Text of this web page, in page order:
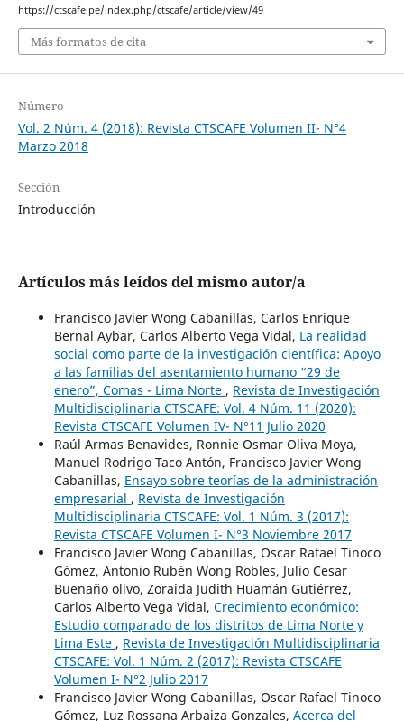
https://ctscafe.pe/index.php/ctscafe/article/view/49
Más formatos de cita
Número
Vol. 2 Núm. 4 (2018): Revista CTSCAFE Volumen II- N°4
Marzo 2018
Sección
Introducción
Artículos más leídos del mismo autor/a
Francisco Javier Wong Cabanillas, Carlos Enrique
Bernal Aybar, Carlos Alberto Vega Vidal, La realidad
social como parte de la investigación científica: Apoyo
a las familias del asentamiento humano “29 de
enero”, Comas - Lima Norte , Revista de Investigación
Multidisciplinaria CTSCAFE: Vol. 4 Núm. 11 (2020):
Revista CTSCAFE Volumen IV- N°11 Julio 2020
Raúl Armas Benavides, Ronnie Osmar Oliva Moya,
Manuel Rodrigo Taco Antón, Francisco Javier Wong
Cabanillas, Ensayo sobre teorías de la administración
empresarial , Revista de Investigación
Multidisciplinaria CTSCAFE: Vol. 1 Núm. 3 (2017):
Revista CTSCAFE Volumen I- N°3 Noviembre 2017
Francisco Javier Wong Cabanillas, Oscar Rafael Tinoco
Gómez, Antonio Rubén Wong Robles, Julio Cesar
Buenaño olivo, Zoraida Judith Huamán Gutiérrez,
Carlos Alberto Vega Vidal, Crecimiento económico:
Estudio comparado de los distritos de Lima Norte y
Lima Este , Revista de Investigación Multidisciplinaria
CTSCAFE: Vol. 1 Núm. 2 (2017): Revista CTSCAFE
Volumen I- N°2 Julio 2017
Francisco Javier Wong Cabanillas, Oscar Rafael Tinoco
Gómez, Luz Rossana Arbaiza Gonzales, Acerca del